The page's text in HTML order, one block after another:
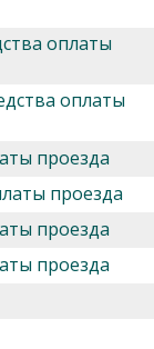
оплаты
оплаты
проезда
проезда
проезда
проезда